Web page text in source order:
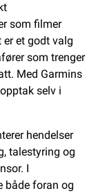
som filmer
er et godt valg
som trenger
Med Garmins
selv i
hendelser
talestyring og
I
både foran og